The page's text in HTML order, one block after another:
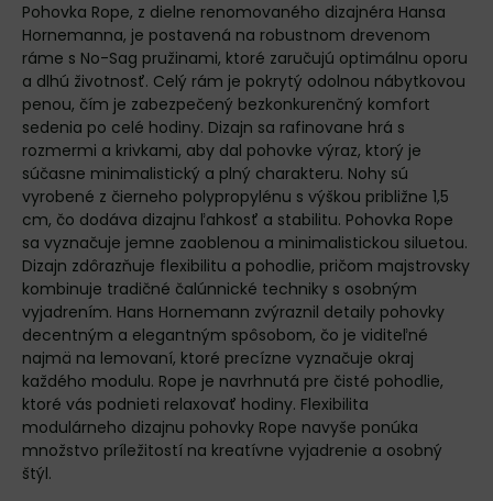
Pohovka Rope, z dielne renomovaného dizajnéra Hansa
Hornemanna, je postavená na robustnom drevenom
ráme s No-Sag pružinami, ktoré zaručujú optimálnu oporu
a dlhú životnosť. Celý rám je pokrytý odolnou nábytkovou
penou, čím je zabezpečený bezkonkurenčný komfort
sedenia po celé hodiny. Dizajn sa rafinovane hrá s
rozmermi a krivkami, aby dal pohovke výraz, ktorý je
súčasne minimalistický a plný charakteru. Nohy sú
vyrobené z čierneho polypropylénu s výškou približne 1,5
cm, čo dodáva dizajnu ľahkosť a stabilitu. Pohovka Rope
sa vyznačuje jemne zaoblenou a minimalistickou siluetou.
Dizajn zdôrazňuje flexibilitu a pohodlie, pričom majstrovsky
kombinuje tradičné čalúnnické techniky s osobným
vyjadrením. Hans Hornemann zvýraznil detaily pohovky
decentným a elegantným spôsobom, čo je viditeľné
najmä na lemovaní, ktoré precízne vyznačuje okraj
každého modulu. Rope je navrhnutá pre čisté pohodlie,
ktoré vás podnieti relaxovať hodiny. Flexibilita
modulárneho dizajnu pohovky Rope navyše ponúka
množstvo príležitostí na kreatívne vyjadrenie a osobný
štýl.